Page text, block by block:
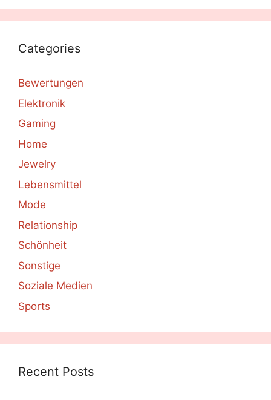
Categories
Bewertungen
Elektronik
Gaming
Home
Jewelry
Lebensmittel
Mode
Relationship
Schönheit
Sonstige
Soziale Medien
Sports
Recent Posts